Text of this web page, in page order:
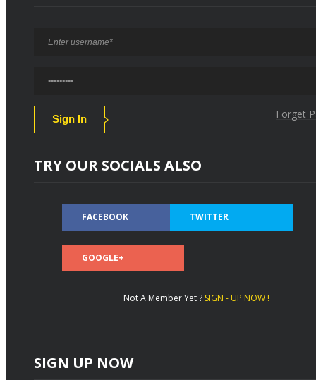
Forget
TRY OUR SOCIALS ALSO
FACEBOOK TWITTER
GOOGLE+
Not A Member Yet ? SIGN - UP NOW !
SIGN UP NOW